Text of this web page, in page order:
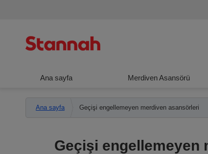
Ana sayfa Merdiven Asansörü
Ana sayfa Geçişi engellemeyen merdiven asansörleri
Geçişi engellemeyen